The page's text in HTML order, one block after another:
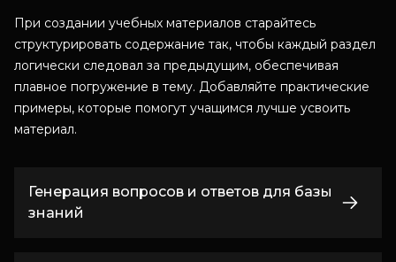
При создании учебных материалов старайтесь
структурировать содержание так, чтобы каждый раздел
логически следовал за предыдущим, обеспечивая
плавное погружение в тему. Добавляйте практические
примеры, которые помогут учащимся лучше усвоить
материал.
Генерация вопросов и ответов для базы
знаний